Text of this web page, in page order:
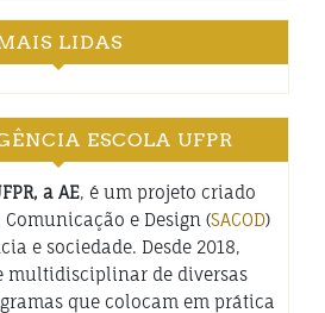
LIDAS
ESCOLA UFPR
a AE, é um projeto criado
Comunicação e Design (SACOD)
e sociedade. Desde 2018,
multidisciplinar de diversas
que colocam em prática